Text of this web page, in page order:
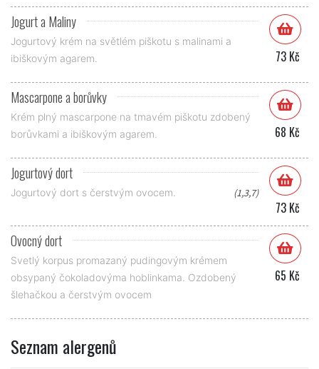
Jogurt a Maliny
Jogurtový krém na světlém piškotu s malinami a
ibiškovým agarem.
73 Kč
Mascarpone a borůvky
Krém plný mascarpone na tmavém piškotu zdobený
borůvkami a ibiškovým agarem.
68 Kč
Jogurtový dort
Jogurtový dort s čerstvým ovocem. (1,3,7)
73 Kč
Ovocný dort
Svetlý korpus promazaný pudingovým krémem
obsypaný čokoladovýma hoblinkama. Ozdobený
šlehačkou a čerstvým ovocem
65 Kč
Seznam alergenů